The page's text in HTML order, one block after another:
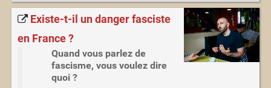
Existe-t-il un danger fasciste
en France ?
Quand vous parlez de
fascisme, vous voulez dire
quoi ?